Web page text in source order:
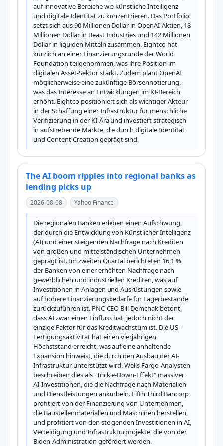
auf innovative Bereiche wie künstliche Intelligenz
und digitale Identität zu konzentrieren. Das Portfolio
setzt sich aus 90 Millionen Dollar in OpenAI-Aktien, 18
Millionen Dollar in Beast Industries und 142 Millionen
Dollar in liquiden Mitteln zusammen. Eightco hat
kürzlich an einer Finanzierungsrunde der World
Foundation teilgenommen, was ihre Position im
digitalen Asset-Sektor stärkt. Zudem plant OpenAI
möglicherweise eine zukünftige Börsennotierung,
was das Interesse an Entwicklungen im KI-Bereich
erhöht. Eightco positioniert sich als wichtiger Akteur
in der Schaffung einer Infrastruktur für menschliche
Verifizierung in der KI-Ära und investiert strategisch
in aufstrebende Märkte, die durch digitale Identität
und Content Creation geprägt sind.
The AI boom ripples into regional banks as
lending picks up
2026-08-08 Yahoo Finance
Die regionalen Banken erleben einen Aufschwung,
der durch die Entwicklung von Künstlicher Intelligenz
(AI) und einer steigenden Nachfrage nach Krediten
von großen und mittelständischen Unternehmen
geprägt ist. Im zweiten Quartal berichteten 16,1 %
der Banken von einer erhöhten Nachfrage nach
gewerblichen und industriellen Krediten, was auf
Investitionen in Anlagen und Ausrüstungen sowie
auf höhere Finanzierungsbedarfe für Lagerbestände
zurückzuführen ist. PNC-CEO Bill Demchak betont,
dass AI zwar einen Einfluss hat, jedoch nicht der
einzige Faktor für das Kreditwachstum ist. Die US-
Fertigungsaktivität hat einen vierjährigen
Höchststand erreicht, was auf eine anhaltende
Expansion hinweist, die durch den Ausbau der AI-
Infrastruktur unterstützt wird. Wells Fargo-Analysten
beschreiben dies als "Trickle-Down-Effekt" massiver
AI-Investitionen, die die Nachfrage nach Materialien
und Dienstleistungen ankurbeln. Fifth Third Bancorp
profitiert von der Finanzierung von Unternehmen,
die Baustellenmaterialien und Maschinen herstellen,
und profitiert von den steigenden Investitionen in AI,
Verteidigung und Infrastrukturprojekte, die von der
Biden-Administration gefördert werden.